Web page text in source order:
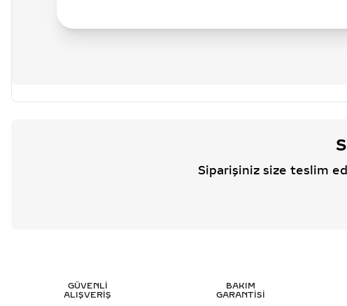
Siparişiniz size teslim
GÜVENLİ
ALIŞVERİŞ
BAKIM
GARANTİSİ